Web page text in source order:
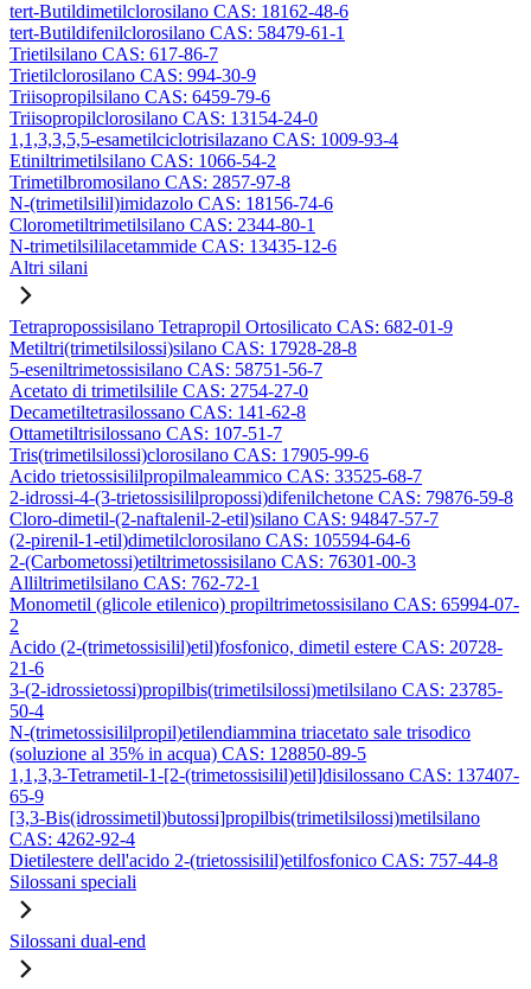
tert-Butildimetilclorosilano CAS: 18162-48-6
tert-Butildifenilclorosilano CAS: 58479-61-1
Trietilsilano CAS: 617-86-7
Trietilclorosilano CAS: 994-30-9
Triisopropilsilano CAS: 6459-79-6
Triisopropilclorosilano CAS: 13154-24-0
1,1,3,3,5,5-esametilciclotrisilazano CAS: 1009-93-4
Etiniltrimetilsilano CAS: 1066-54-2
Trimetilbromosilano CAS: 2857-97-8
N-(trimetilsilil)imidazolo CAS: 18156-74-6
Clorometiltrimetilsilano CAS: 2344-80-1
N-trimetilsililacetammide CAS: 13435-12-6
Altri silani
Tetrapropossisilano Tetrapropil Ortosilicato CAS: 682-01-9
Metiltri(trimetilsilossi)silano CAS: 17928-28-8
5-eseniltrimetossisilano CAS: 58751-56-7
Acetato di trimetilsilile CAS: 2754-27-0
Decametiltetrasilossano CAS: 141-62-8
Ottametiltrisilossano CAS: 107-51-7
Tris(trimetilsilossi)clorosilano CAS: 17905-99-6
Acido trietossisililpropilmaleammico CAS: 33525-68-7
2-idrossi-4-(3-trietossisililpropossi)difenilchetone CAS: 79876-59-8
Cloro-dimetil-(2-naftalenil-2-etil)silano CAS: 94847-57-7
(2-pirenil-1-etil)dimetilclorosilano CAS: 105594-64-6
2-(Carbometossi)etiltrimetossisilano CAS: 76301-00-3
Alliltrimetilsilano CAS: 762-72-1
Monometil (glicole etilenico) propiltrimetossisilano CAS: 65994-07-
2
Acido (2-(trimetossisilil)etil)fosfonico, dimetil estere CAS: 20728-
21-6
3-(2-idrossietossi)propilbis(trimetilsilossi)metilsilano CAS: 23785-
50-4
N-(trimetossisililpropil)etilendiammina triacetato sale trisodico
(soluzione al 35% in acqua) CAS: 128850-89-5
1,1,3,3-Tetrametil-1-[2-(trimetossisilil)etil]disilossano CAS: 137407-
65-9
[3,3-Bis(idrossimetil)butossi]propilbis(trimetilsilossi)metilsilano
CAS: 4262-92-4
Dietilestere dell'acido 2-(trietossisilil)etilfosfonico CAS: 757-44-8
Silossani speciali
Silossani dual-end